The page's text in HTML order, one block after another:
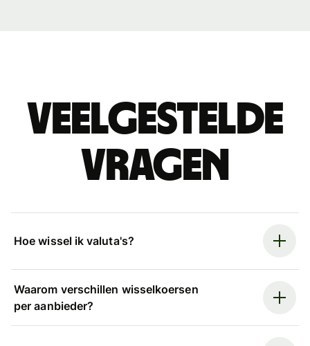
Veelgestelde
vragen
Hoe wissel ik valuta's?
Waarom verschillen wisselkoersen
per aanbieder?